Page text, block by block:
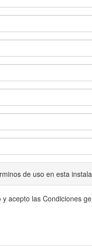
de uso en esta
y acepto las Condiciones